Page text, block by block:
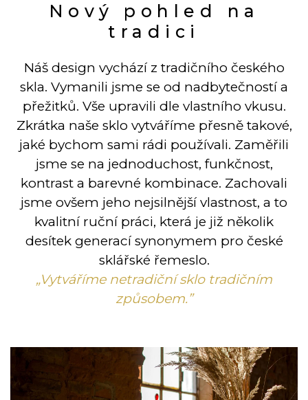
Nový pohled na
tradici
Náš design vychází z tradičního českého
skla. Vymanili jsme se od nadbytečností a
přežitků. Vše upravili dle vlastního vkusu.
Zkrátka naše sklo vytváříme přesně takové,
jaké bychom sami rádi používali. Zaměřili
jsme se na jednoduchost, funkčnost,
kontrast a barevné kombinace. Zachovali
jsme ovšem jeho nejsilnější vlastnost, a to
kvalitní ruční práci, která je již několik
desítek generací synonymem pro české
sklářské řemeslo.
„Vytváříme netradiční sklo tradičním
způsobem.”